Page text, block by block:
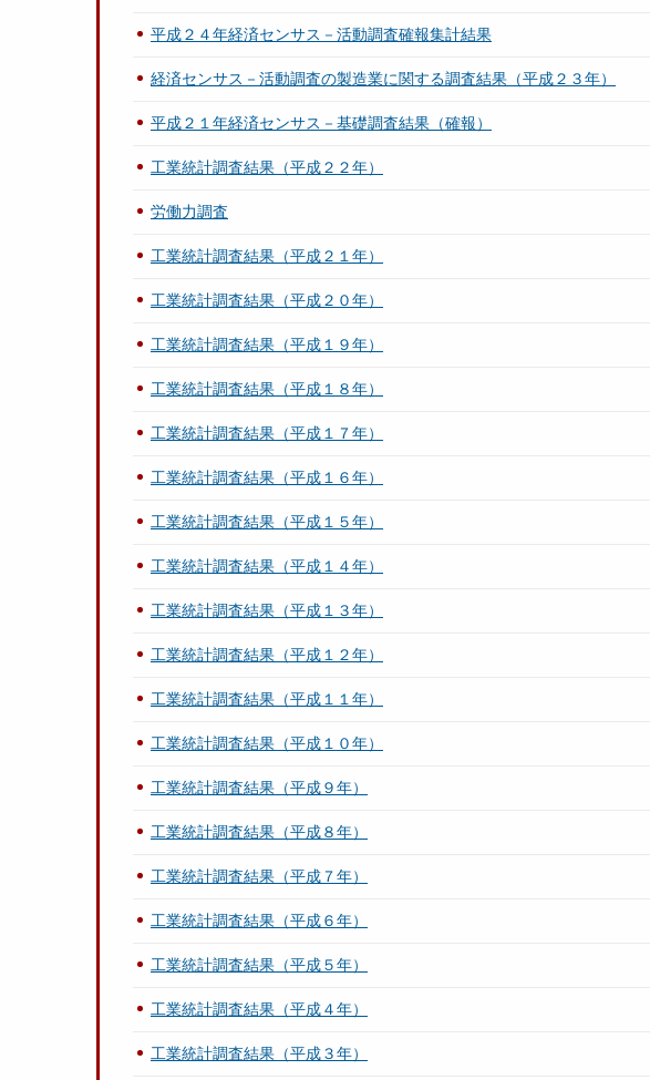
平成２４年経済センサス－活動調査確報集計結果
経済センサス－活動調査の製造業に関する調査結果（平成２３年）
平成２１年経済センサス－基礎調査結果（確報）
工業統計調査結果（平成２２年）
労働力調査
工業統計調査結果（平成２１年）
工業統計調査結果（平成２０年）
工業統計調査結果（平成１９年）
工業統計調査結果（平成１８年）
工業統計調査結果（平成１７年）
工業統計調査結果（平成１６年）
工業統計調査結果（平成１５年）
工業統計調査結果（平成１４年）
工業統計調査結果（平成１３年）
工業統計調査結果（平成１２年）
工業統計調査結果（平成１１年）
工業統計調査結果（平成１０年）
工業統計調査結果（平成９年）
工業統計調査結果（平成８年）
工業統計調査結果（平成７年）
工業統計調査結果（平成６年）
工業統計調査結果（平成５年）
工業統計調査結果（平成４年）
工業統計調査結果（平成３年）